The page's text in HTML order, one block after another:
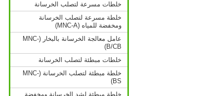
خلطات مسرعة لتصلب الخرسانة
خلطة مسرعة لتصلب الخرسانة
ومخفضة للمياه (MNC-A)
عامل معالجة الخرسانة بالبخار (MNC-
B/CB)
خلطات مبطئة لتصلب الخرسانة
خلطة مبطئة لتصلب الخرسانة (MNC-
BS)
خلطة مبطئة لشد الخرسانة ومخفضة